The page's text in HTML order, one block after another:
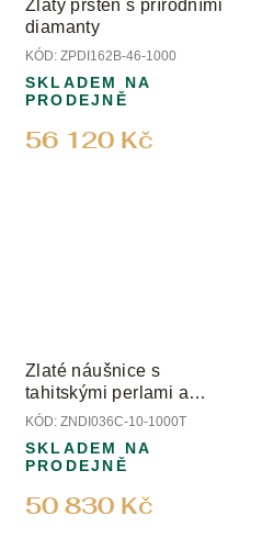
Zlatý prsten s přírodními
diamanty
KÓD: ZPDI162B-46-1000
56 120 Kč
SKLADEM NA
PRODEJNĚ
Zlaté náušnice s
tahitskými perlami a
přírodními diamanty
KÓD: ZNDI036C-10-1000T
50 830 Kč
SKLADEM NA
PRODEJNĚ